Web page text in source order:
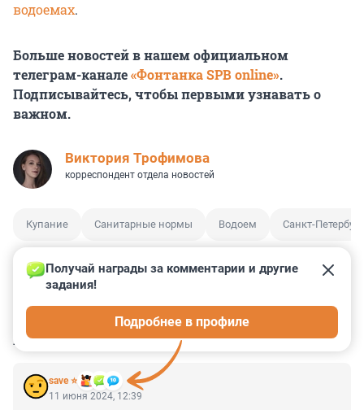
водоемах.
Больше новостей в нашем официальном
телеграм-канале«Фонтанка SPB online».
Подписывайтесь, чтобы первыми узнавать о
важном.
Виктория Трофимова
корреспондент отдела новостей
Купание Санитарные нормы Водоем Санкт-Петербург
КОММЕНТАРИИ 15
save ⭐
Получай награды за комментарии и другие
задания!
Подробнее в профиле
11 июня 2024, 12:39